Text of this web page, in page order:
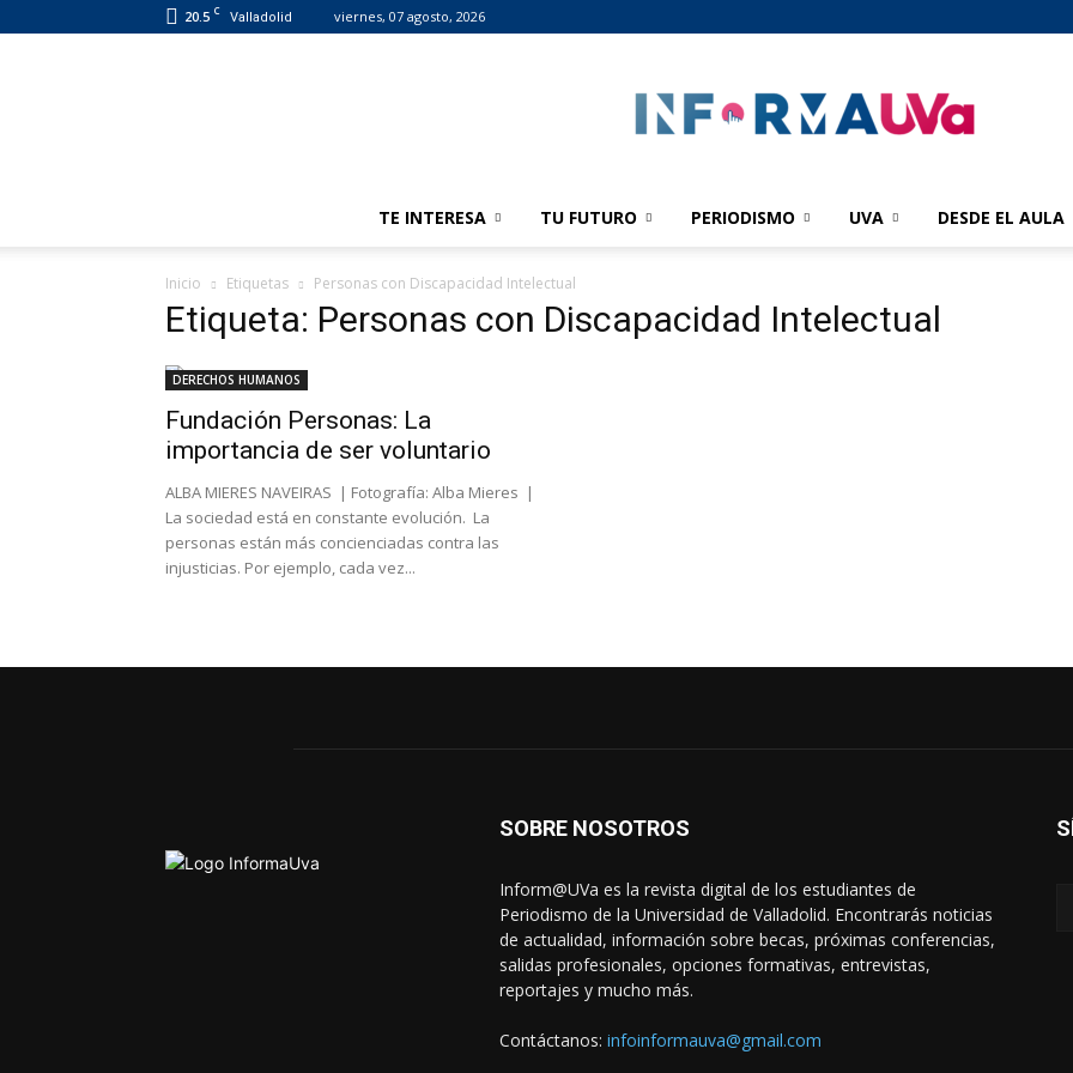
20.5 C Valladolid viernes, 07 agosto, 2026
informaUVA
TE INTERESA TU FUTURO PERIODISMO UVA DESDE EL AULA
Inicio Etiquetas Personas con Discapacidad Intelectual
Etiqueta: Personas con Discapacidad Intelectual
DERECHOS HUMANOS
Fundación Personas: La
importancia de ser voluntario
ALBA MIERES NAVEIRAS | Fotografía: Alba Mieres |
La sociedad está en constante evolución. La
personas están más concienciadas contra las
injusticias. Por ejemplo, cada vez...
SOBRE NOSOTROS
Inform@UVa es la revista digital de los estudiantes de
Periodismo de la Universidad de Valladolid. Encontrarás noticias
de actualidad, información sobre becas, próximas conferencias,
salidas profesionales, opciones formativas, entrevistas,
reportajes y mucho más.
Contáctanos: infoinformauva@gmail.com